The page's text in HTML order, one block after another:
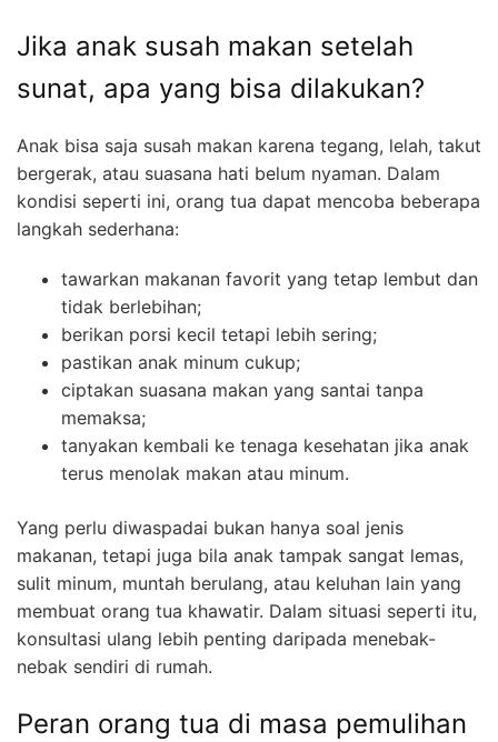
Jika anak susah makan setelah
sunat, apa yang bisa dilakukan?
Anak bisa saja susah makan karena tegang, lelah, takut
bergerak, atau suasana hati belum nyaman. Dalam
kondisi seperti ini, orang tua dapat mencoba beberapa
langkah sederhana:
tawarkan makanan favorit yang tetap lembut dan
tidak berlebihan;
berikan porsi kecil tetapi lebih sering;
pastikan anak minum cukup;
ciptakan suasana makan yang santai tanpa
memaksa;
tanyakan kembali ke tenaga kesehatan jika anak
terus menolak makan atau minum.
Yang perlu diwaspadai bukan hanya soal jenis
makanan, tetapi juga bila anak tampak sangat lemas,
sulit minum, muntah berulang, atau keluhan lain yang
membuat orang tua khawatir. Dalam situasi seperti itu,
konsultasi ulang lebih penting daripada menebak-
nebak sendiri di rumah.
Peran orang tua di masa pemulihan